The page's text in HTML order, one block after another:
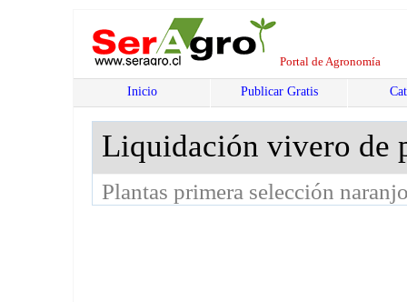
Portal de Agronomía
Inicio Publicar Gratis
Liquidación vivero de
Plantas primera selección